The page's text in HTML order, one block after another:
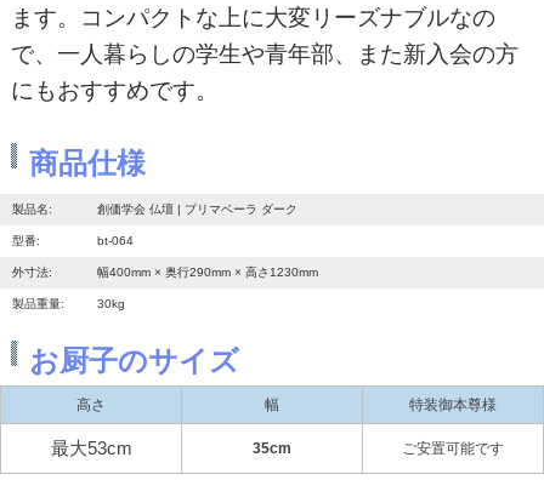
ます。コンパクトな上に大変リーズナブルなの
で、一人暮らしの学生や青年部、また新入会の方
にもおすすめです。
商品仕様
製品名: 創価学会 仏壇 | プリマベーラ ダーク
型番: bt-064
外寸法: 幅400mm × 奥行290mm × 高さ1230mm
製品重量: 30kg
お厨子のサイズ
高さ 幅 特装御本尊様
最大53cm 35cm ご安置可能です